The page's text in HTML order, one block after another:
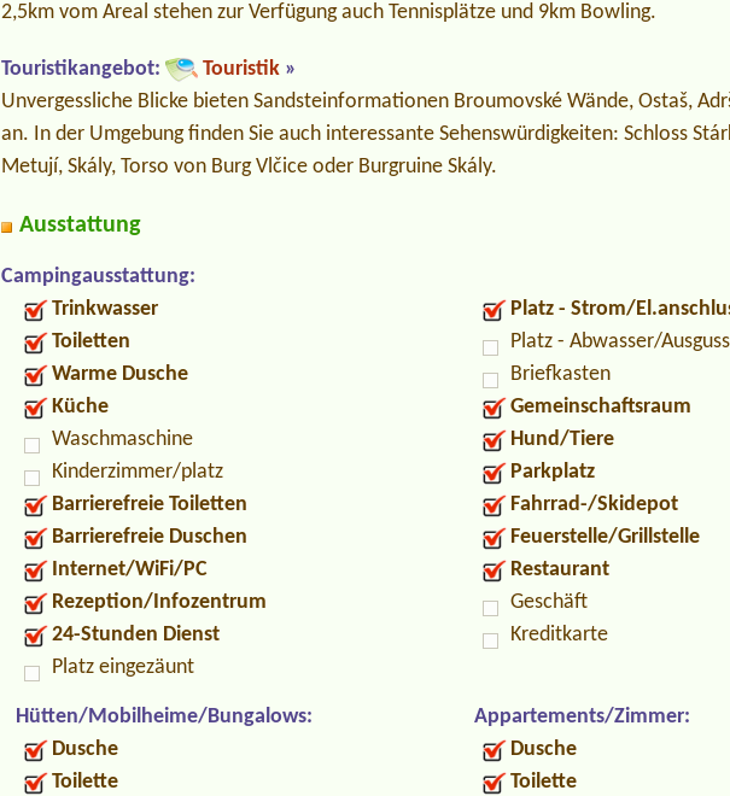
2,5km vom Areal stehen zur Verfügung auch Tennisplätze und 9km Bowling.
Touristikangebot: Touristik »
Unvergessliche Blicke bieten Sandsteinformationen Broumovské Wände, Ostaš,
an. In der Umgebung finden Sie auch interessante Sehenswürdigkeiten: Schloss
Metují, Skály, Torso von Burg Vlčice oder Burgruine Skály.
Ausstattung
Campingausstattung:
Trinkwasser
Toiletten
Warme Dusche
Küche
Waschmaschine
Kinderzimmer/platz
Barrierefreie Toiletten
Barrierefreie Duschen
Internet/WiFi/PC
Rezeption/Infozentrum
24-Stunden Dienst
Platz eingezäunt
Platz - Strom/
Platz - Abwasser/Ausguss
Briefkasten
Gemeinschaftsraum
Hund/Tiere
Parkplatz
Fahrrad-/Skidepot
Feuerstelle/Grillstelle
Restaurant
Geschäft
Kreditkarte
Hütten/Mobilheime/Bungalows:
Dusche
Toilette
Appartements/Zimmer:
Dusche
Toilette